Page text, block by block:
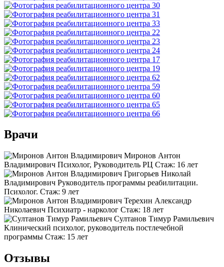
Врачи
Миронов Антон
Владимирович Психолог, Руководитель РЦ Стаж: 16 лет
Григорьев Николай
Владимирович Руководитель программы реабилитации.
Психолог. Стаж: 9 лет
Терехин Александр
Николаевич Психиатр - нарколог Стаж: 18 лет
Султанов Тимур Рамильевич
Клинический психолог, руководитель постлечебной
программы Стаж: 15 лет
Отзывы